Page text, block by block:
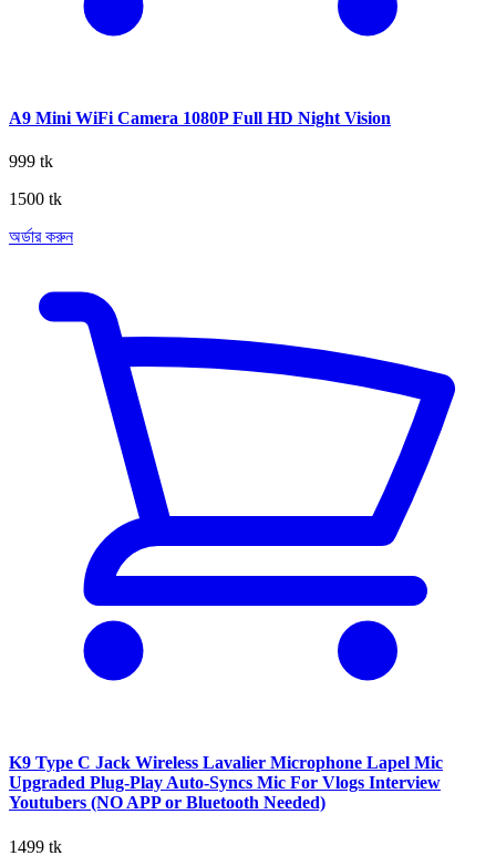
A9 Mini WiFi Camera 1080P Full HD Night Vision
999 tk
1500 tk
অর্ডার করুন
K9 Type C Jack Wireless Lavalier Microphone Lapel Mic
Upgraded Plug-Play Auto-Syncs Mic For Vlogs Interview
Youtubers (NO APP or Bluetooth Needed)
1499 tk